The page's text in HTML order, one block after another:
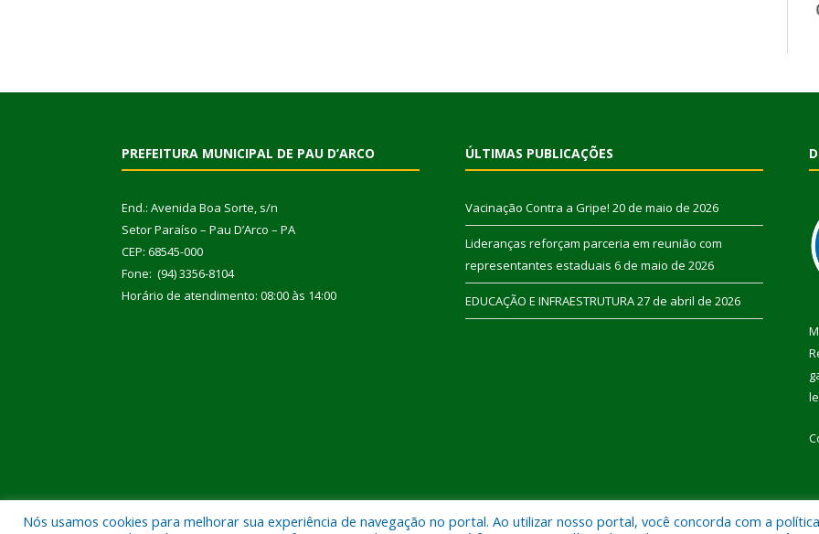
PREFEITURA MUNICIPAL DE PAU D’ARCO
End.: Avenida Boa Sorte, s/n
Setor Paraíso – Pau D’Arco – PA
CEP: 68545-000
Fone: (94) 3356-8104
Horário de atendimento: 08:00 às 14:00
ÚLTIMAS PUBLICAÇÕES
Vacinação Contra a Gripe! 20 de maio de 2026
Lideranças reforçam parceria em reunião com
representantes estaduais 6 de maio de 2026
EDUCAÇÃO E INFRAESTRUTURA27 de abril de 2026
Nós usamos cookies para melhorar sua experiência de navegação no portal. Ao utilizar nosso portal, você concorda com a